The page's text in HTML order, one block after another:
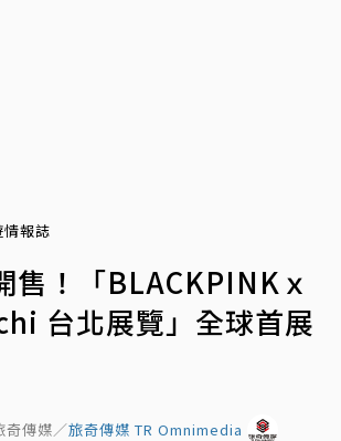
情報誌
售！「BLACKPINKｘ
台北展覽」全球首展
奇傳媒／旅奇傳媒 TR Omnimedia